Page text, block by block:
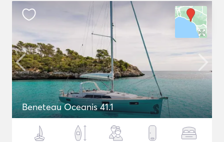
Beneteau Oceanis 41.1